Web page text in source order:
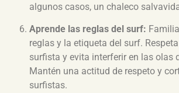
algunos casos, un chaleco
Aprende las reglas del surf:
reglas y la etiqueta del surf.
surfista y evita interferir en las olas
Mantén una actitud de respeto y
surfistas.